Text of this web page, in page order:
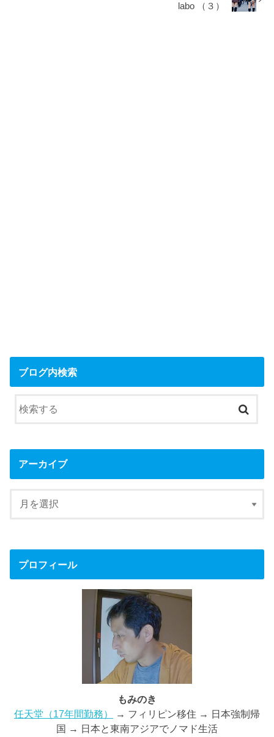
labo （３）
ブログ内検索
アーカイブ
プロフィール
もみのき
任天堂（17年間勤務）
→ フィリピン移住 → 日本強制帰
国 → 日本と東南アジアでノマド生活